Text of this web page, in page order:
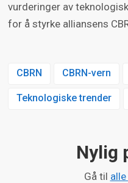
vurderinger av
for å styrke alliansens
CBRN CBRN-vern
Teknologiske trender
Nylig
Gå til